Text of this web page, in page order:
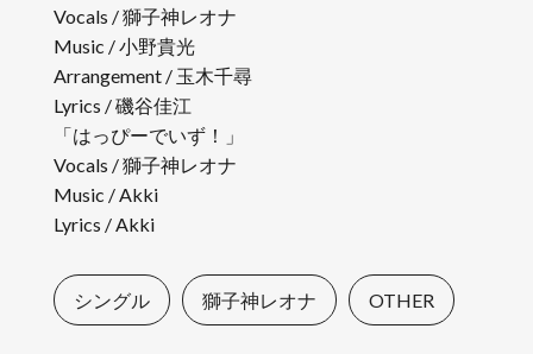
Vocals / 獅子神レオナ
Music / 小野貴光
Arrangement / 玉木千尋
Lyrics / 磯谷佳江
「はっぴーでいず！」
Vocals / 獅子神レオナ
Music / Akki
Lyrics / Akki
シングル 獅子神レオナ OTHER